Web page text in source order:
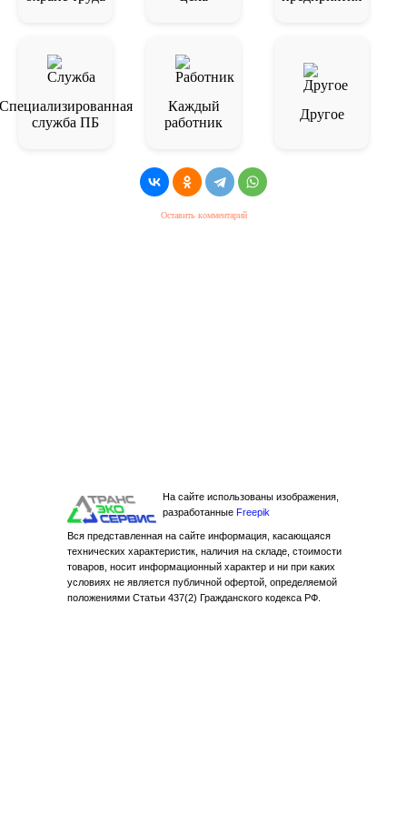
служба ПБ
Каждый
работник
Другое
Оставить комментарий
На сайте использованы изображения,
разработанные Freepik
Вся представленная на сайте информация, касающаяся
технических характеристик, наличия на складе, стоимости
товаров, носит информационный характер и ни при каких
условиях не является публичной офертой, определяемой
положениями Статьи 437(2) Гражданского кодекса РФ.